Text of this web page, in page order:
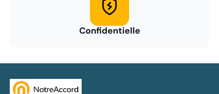
Confidentielle